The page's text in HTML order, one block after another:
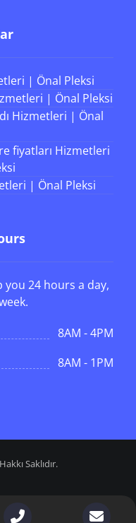
| Önal Pleksi
| Önal Pleksi
Hizmetleri | Önal
fiyatları Hizmetleri
| Önal Pleksi
24 hours a day,
8AM - 4PM
8AM - 1PM
Saklıdır.